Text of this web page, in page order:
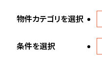
物件カテゴリを選択
条件を選択